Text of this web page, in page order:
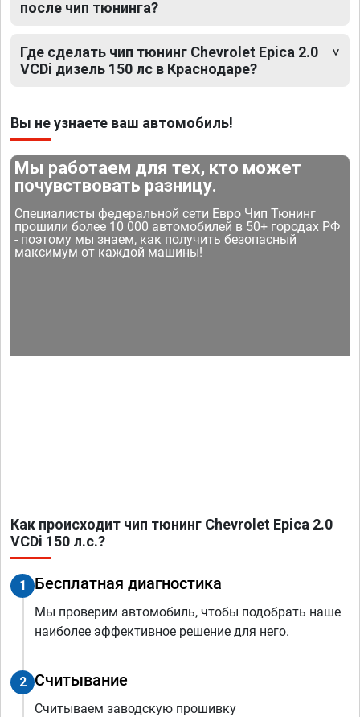
после чип тюнинга?
Где сделать чип тюнинг Chevrolet Epica 2.0
VCDi дизель 150 лс в Краснодаре?
Вы не узнаете ваш автомобиль!
Мы работаем для тех, кто может
почувствовать разницу.
Специалисты федеральной сети Евро Чип Тюнинг
прошили более 10 000 автомобилей в 50+ городах РФ
- поэтому мы знаем, как получить безопасный
максимум от каждой машины!
Как происходит чип тюнинг Chevrolet Epica 2.0
VCDi 150 л.с.?
1 Бесплатная диагностика
Мы проверим автомобиль, чтобы подобрать наше
наиболее эффективное решение для него.
2 Считывание
Считываем заводскую прошивку